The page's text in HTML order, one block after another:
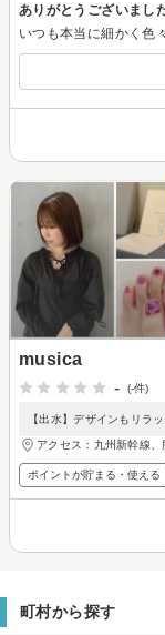
ありがとうございました
musica
-
(-件)
【出水】デザインもリラ
アクセス：九州新幹線
ポイントが貯まる・使える
町村から探す